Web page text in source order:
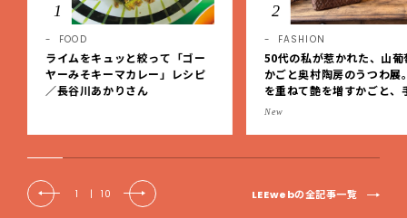
1
FOOD
ライムをキュッと絞って「ゴー
ヤーみそキーマカレー」レシピ
／長谷川あかりさん
2
FASHION
50代の私が惹かれた、山葡
かごと奥村陶房のうつわ展
を重ねて艶を増すかごと、
事の美しさに出会いました
New
1 | 10 LEEwebの全記事一覧